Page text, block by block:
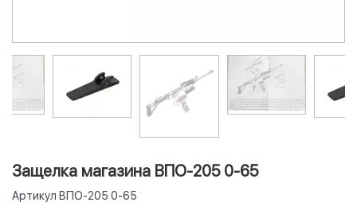
Защелка магазина ВПО-205 0-65
Артикул ВПО-205 0-65